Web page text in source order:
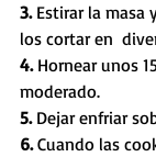
3. Estirar la masa
los cortar en
4. Hornear unos
moderado.
5. Dejar enfriar
6. Cuando las